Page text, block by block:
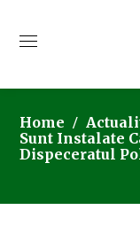
Home
Sunt Instalate
Dispeceratul